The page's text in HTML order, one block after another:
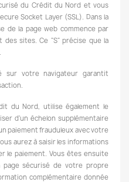
du Crédit du Nord et vous
Socket Layer (SSL). Dans la
de la page web commence par
des sites. Ce "S" précise que la
sur votre navigateur garantit
du Nord, utilise également le
d'un échelon supplémentaire
paiement frauduleux avec votre
aurez à saisir les informations
le paiement. Vous êtes ensuite
sécurisé de votre propre
complémentaire donnée